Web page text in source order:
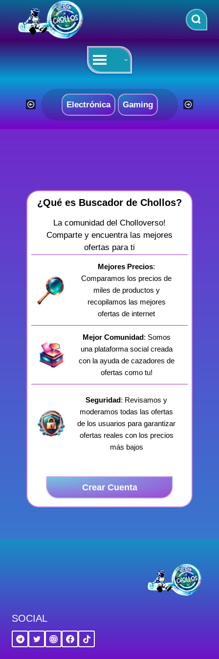
contenido
Electrónica Gaming
¿Qué es Buscador de Chollos?
La comunidad del Cholloverso!
Comparte y encuentra las mejores
ofertas para ti
Mejores Precios:
Comparamos los precios de
miles de productos y
recopilamos las mejores
ofertas de internet
Mejor Comunidad: Somos
una plataforma social creada
con la ayuda de cazadores de
ofertas como tu!
Seguridad: Revisamos y
moderamos todas las ofertas
de los usuarios para garantizar
ofertas reales con los precios
más bajos
Crear Cuenta
SOCIAL